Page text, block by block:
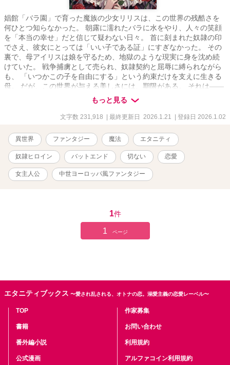
娼館「バラ園」で育った魔族の少女リリスは、この世界の残酷さを
何ひとつ知らなかった。 朝露に濡れたバラに水をやり、人々の笑顔
を「本当の幸せ」だと信じて疑わない日々。 首に刻まれた奴隷の印
でさえ、彼女にとっては「いい子である証」にすぎなかった。 その
裏で、母アイリスは娘を守るため、地獄のような現実に身を沈め続
けていた。 戦争捕虜として売られ、奴隷契約と屈辱に縛られながら
も、 「いつかこの子を自由にする」という約束だけを支えに生きる
母。 だが、この世界が与える美しさには、期限がある。 それは――
リリスが“商品”として納品される、その日まで。 裏切られ、すべて
を失いながらも、命を賭して娘を逃がそうとする母。 そして母を救
うため、自ら進んで娼婦へと堕ちていくリリス。 穢れた血を引く者
ず、 愛はただ、利用されるだけだ。 魔族は人類の敵。 敵の子供もま
た、敵。 敵である限り、正義は来ない。 敵である限り、裏切りは当
然。 敵である限り、どんな選択も罪になる。 これは、 生まれた時点
ですべてが決まっていた少女と、 本当の愛を求め続ける物語であ
る。
もっと見る
文字数 231,918 | 最終更新日 2026.1.21 | 登録日 2026.1.02
異世界 ファンタジー 魔法 エタニティ
奴隷ヒロイン バットエンド 切ない 恋愛
女主人公 中世ヨーロッパ風ファンタジー
1件
1 ページ
エタニティブックス 〜愛され乱される、オトナの恋。溺愛主義の恋愛レーベル〜
TOP
書籍
番外編小説
公式漫画
作家募集
お問い合わせ
利用規約
アルファコイン利用規約